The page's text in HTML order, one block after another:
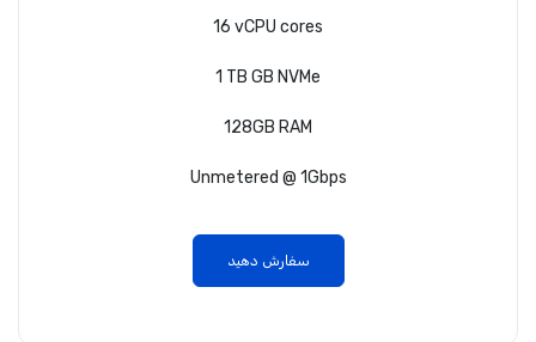
16 vCPU cores
1 TB GB NVMe
128GB RAM
Unmetered @ 1Gbps
سفارش دهید